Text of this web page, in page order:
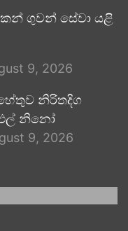
ගුවන් සේවා යළි
9, 2026
නිරිතදිග
එල් නිනෝ
9, 2026